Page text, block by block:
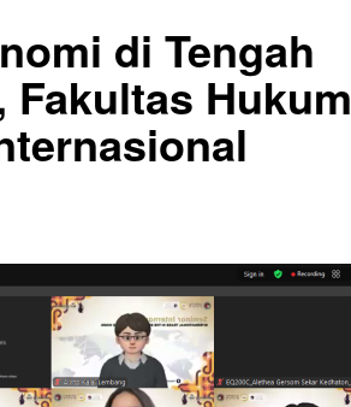
di Tengah
Fakultas Hukum